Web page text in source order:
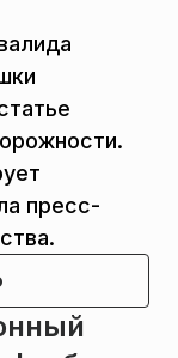
пресс-